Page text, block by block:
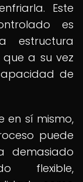
Este
es
estructura
a su vez
de
en sí mismo,
puede
demasiado
flexible,